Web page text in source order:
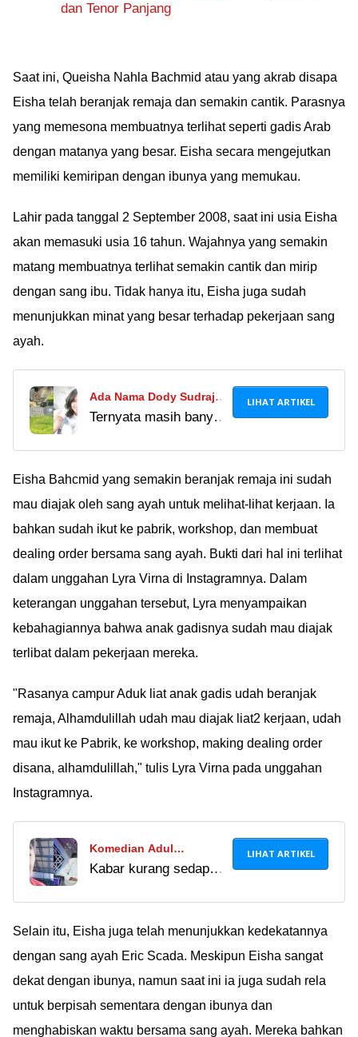
dan Tenor Panjang
Saat ini, Queisha Nahla Bachmid atau yang akrab disapa
Eisha telah beranjak remaja dan semakin cantik. Parasnya
yang memesona membuatnya terlihat seperti gadis Arab
dengan matanya yang besar. Eisha secara mengejutkan
memiliki kemiripan dengan ibunya yang memukau.
Lahir pada tanggal 2 September 2008, saat ini usia Eisha
akan memasuki usia 16 tahun. Wajahnya yang semakin
matang membuatnya terlihat semakin cantik dan mirip
dengan sang ibu. Tidak hanya itu, Eisha juga sudah
menunjukkan minat yang besar terhadap pekerjaan sang
ayah.
Ada Nama Dody Sudrajat
di Batu Nisan Vanessa
Tiri!
Ternyata masih banyak
ayah kandung
almarhumah Vanessa
Angel. Kok bisa ya?
keduanya mirip lho!
LIHAT ARTIKEL
Eisha Bahcmid yang semakin beranjak remaja ini sudah
mau diajak oleh sang ayah untuk melihat-lihat kerjaan. Ia
bahkan sudah ikut ke pabrik, workshop, dan membuat
dealing order bersama sang ayah. Bukti dari hal ini terlihat
dalam unggahan Lyra Virna di Instagramnya. Dalam
keterangan unggahan tersebut, Lyra menyampaikan
kebahagiannya bahwa anak gadisnya sudah mau diajak
terlibat dalam pekerjaan mereka.
"Rasanya campur Aduk liat anak gadis udah beranjak
remaja, Alhamdulillah udah mau diajak liat2 kerjaan, udah
mau ikut ke Pabrik, ke workshop, making dealing order
disana, alhamdulillah," tulis Lyra Virna pada unggahan
Instagramnya.
Komedian Adul
Dikabarkan Alami
Terbarunya
Kabar kurang sedap
sehat selalu dan tetap
bisa menghibur kita
semua, ya.
LIHAT ARTIKEL
Selain itu, Eisha juga telah menunjukkan kedekatannya
dengan sang ayah Eric Scada. Meskipun Eisha sangat
dekat dengan ibunya, namun saat ini ia juga sudah rela
untuk berpisah sementara dengan ibunya dan
menghabiskan waktu bersama sang ayah. Mereka bahkan